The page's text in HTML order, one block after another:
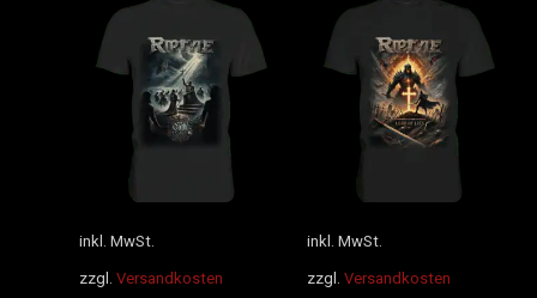
inkl. MwSt.
zzgl.Versandkosten
Produkt
weist
mehrere
Varianten
auf
inkl. MwSt.
zzgl. Versandkosten
Produkt
weist
mehrere
Varianten
auf